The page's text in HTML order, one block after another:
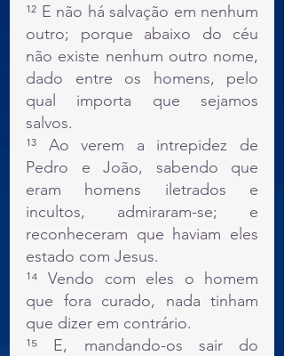
¹² E não há salvação em nenhum
outro; porque abaixo do céu
não existe nenhum outro nome,
dado entre os homens, pelo
qual importa que sejamos
salvos.
¹³ Ao verem a intrepidez de
Pedro e João, sabendo que
eram homens iletrados e
incultos, admiraram-se; e
reconheceram que haviam eles
estado com Jesus.
¹⁴ Vendo com eles o homem
que fora curado, nada tinham
que dizer em contrário.
¹⁵ E, mandando-os sair do